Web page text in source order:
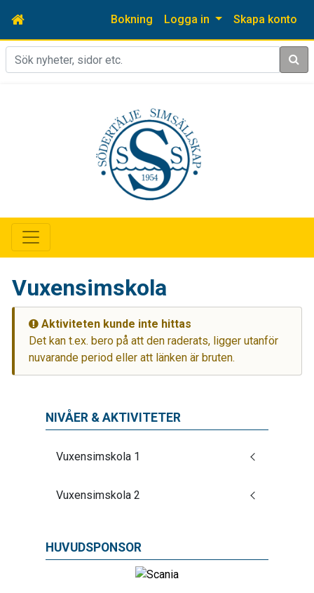
Bokning Logga in Skapa konto
Sök
Vuxensimskola
Aktiviteten kunde inte hittas
Det kan t.ex. bero på att den raderats, ligger utanför
nuvarande period eller att länken är bruten.
NIVÅER & AKTIVITETER
Vuxensimskola 1
Vuxensimskola 2
HUVUDSPONSOR